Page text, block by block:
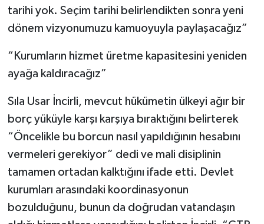
tarihi yok. Seçim tarihi belirlendikten sonra yeni
dönem vizyonumuzu kamuoyuyla paylaşacağız”
“Kurumların hizmet üretme kapasitesini yeniden
ayağa kaldıracağız”
Sıla Usar İncirli, mevcut hükümetin ülkeyi ağır bir
borç yüküyle karşı karşıya bıraktığını belirterek
“Öncelikle bu borcun nasıl yapıldığının hesabını
vermeleri gerekiyor” dedi ve mali disiplinin
tamamen ortadan kalktığını ifade etti. Devlet
kurumları arasındaki koordinasyonun
bozulduğunu, bunun da doğrudan vatandaşın